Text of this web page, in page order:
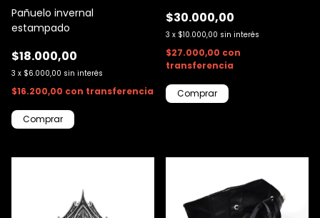
Pañuelo invernal
estampado
$18.000,00
3 x $6.000,00 sin interés
$16.200,00 con transferencia
Comprar
$30.000,00
3 x $10.000,00 sin interés
$27.000,00 con
transferencia
Comprar